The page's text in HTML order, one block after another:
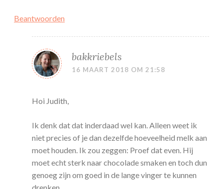
Beantwoorden
bakkriebels
16 MAART 2018 OM 21:58
Hoi Judith,
Ik denk dat dat inderdaad wel kan. Alleen weet ik
niet precies of je dan dezelfde hoeveelheid melk aan
moet houden. Ik zou zeggen: Proef dat even. Hij
moet echt sterk naar chocolade smaken en toch dun
genoeg zijn om goed in de lange vinger te kunnen